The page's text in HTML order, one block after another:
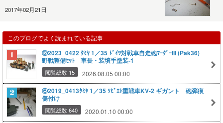
2017年02月21日
このブログでよく読まれている記事
⑫2023_0422 ﾀﾐﾔ 1／35 ﾄﾞｲﾂ対戦車自走砲ﾏｰﾀﾞｰIII (Pak36)
野戦整備ｾｯﾄ 車長・装填手塗装-1
閲覧総数 15 2026.08.05 00:00
⑥2019_0413ﾀﾐﾔ 1／35 ｿﾋﾞｴﾄ重戦車KV-2 ギガント 砲弾痕
傷付け
閲覧総数 640 2020.01.10 00:00